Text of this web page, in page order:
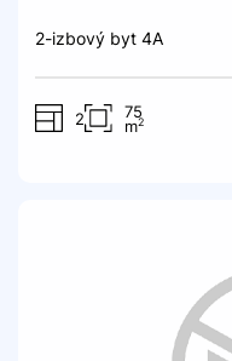
2-izbový byt 4A
2
75
m2